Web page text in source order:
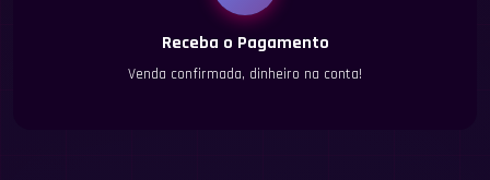
Receba o Pagamento
Venda confirmada, dinheiro na conta!